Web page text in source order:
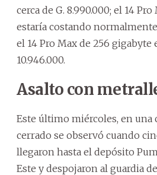
cerca de G. 8.990.000; el 14 Pro
estaría costando normalmente
el 14 Pro Max de 256 gigabyte
10.946.000.
Asalto con
Este último miércoles, en una
cerrado se observó cuando
llegaron hasta el depósito
Este y despojaron al guardia